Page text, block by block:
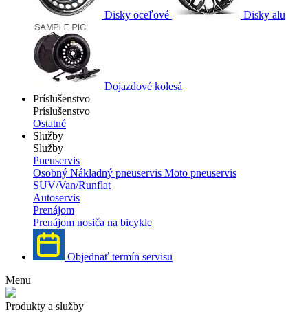
Disky oceľové Disky alu
Dojazdové kolesá
Príslušenstvo
Príslušenstvo
Ostatné
Služby
Služby
Pneuservis
Osobný Nákladný pneuservis Moto pneuservis
SUV/Van/Runflat
Autoservis
Prenájom
Prenájom nosiča na bicykle
Objednať termín servisu
Menu
Produkty a služby